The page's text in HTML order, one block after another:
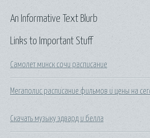
Links to Important Stuff
Самолет минск сочи расписание
Мегаполис расписание фильмов и цены на
Скачать музыку эдвард и белла
An Informative Text Blurb